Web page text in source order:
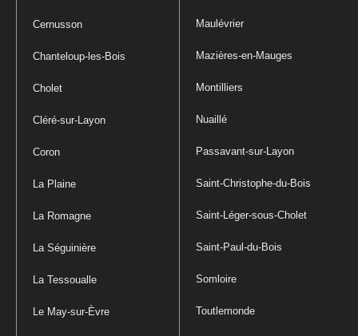
Cernusson
Chanteloup-les-Bois
Cholet
Cléré-sur-Layon
Coron
La Plaine
La Romagne
La Séguinière
La Tessoualle
Le May-sur-Èvre
Maulévrier
Mazières-en-Mauges
Montilliers
Nuaillé
Passavant-sur-Layon
Saint-Christophe-du-Bois
Saint-Léger-sous-Cholet
Saint-Paul-du-Bois
Somloire
Toutlemonde